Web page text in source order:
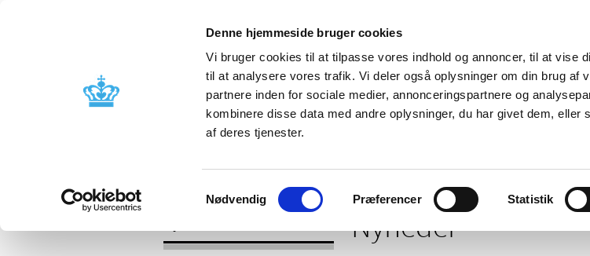
Denne hjemmeside bruger cookies
Vi bruger cookies til at tilpasse vores indhold og annoncer, til at vise
til at analysere vores trafik. Vi deler også oplysninger om din brug af
partnere inden for sociale medier, annonceringspartnere og
kombinere disse data med andre oplysninger, du har givet dem, eller
af deres tjenester.
Samtykkevalg
Nødvendig Præferencer Statistik
Nyheder
Godkendelse og
Bivirkninger og
produktinformation
Tilskud og
Nyheder